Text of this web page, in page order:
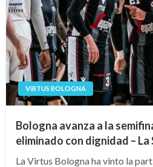
VIRTUS BOLOGNA
Bologna avanza a la
eliminado con dignidad – La
La Virtus Bologna ha vinto la